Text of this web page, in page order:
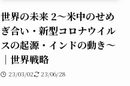
世界の未来 2〜米中のせめ
ぎ合い・新型コロナウイル
スの起源・インドの動き〜
｜世界戦略
23/03/02 23/06/28